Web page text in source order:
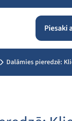
Piesaki
Dalāmies pieredzē: